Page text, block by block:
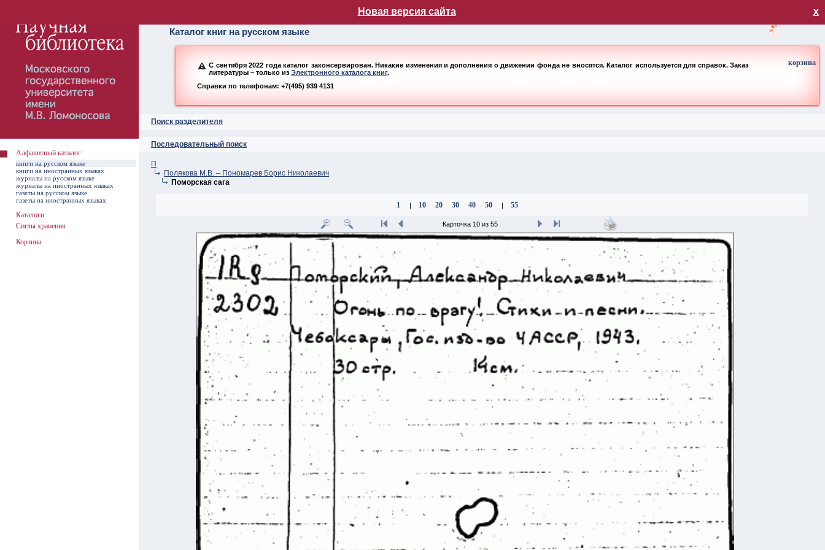
Новая версия сайта х
Каталог книг на русском языке
С сентября 2022 года каталог законсервирован. Никакие изменения и дополнения о движении фонда не вносятся. Каталог используется для справок. Заказ
литературы – только изЭлектронного каталога книг.
Справки по телефонам: +7(495) 939 4131
Поиск разделителя
Последовательный поиск
корзина
П
Полякова М.В. – Пономарев Борис Николаевич
Поморская сага
1 | 10 20 30 40 50 | 55
Карточка 10 из 55
Алфавитный каталог
книги на русском языке
книги на иностранных языках
журналы на русском языке
журналы на иностранных языках
газеты на русском языке
газеты на иностранных языках
Каталоги
Сиглы хранения
Корзина